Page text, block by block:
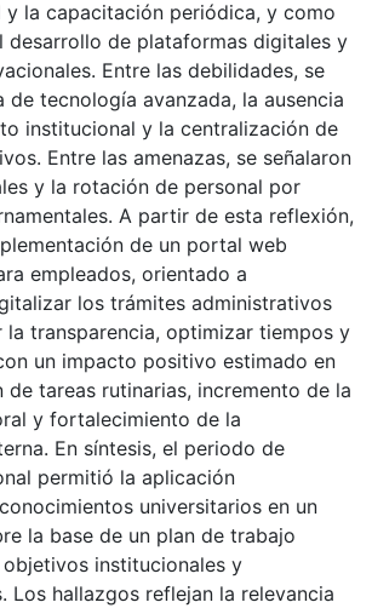
y la capacitación periódica, y como
desarrollo de plataformas digitales y
Entre las debilidades, se
tecnología avanzada, la ausencia
institucional y la centralización de
Entre las amenazas, se señalaron
y la rotación de personal por
A partir de esta reflexión,
de un portal web
empleados, orientado a
los trámites administrativos
la transparencia, optimizar tiempos y
un impacto positivo estimado en
de tareas rutinarias, incremento de la
y fortalecimiento de la
En síntesis, el periodo de
permitió la aplicación
universitarios en un
la base de un plan de trabajo
institucionales y
Los hallazgos reflejan la relevancia